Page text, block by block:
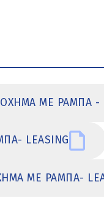
ΜΕ ΡΑΜΠΑ -
LEASING
ΜΕ ΡΑΜΠΑ-